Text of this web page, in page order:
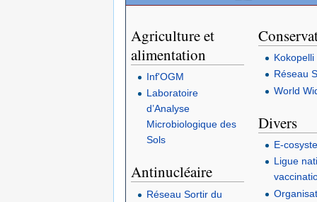
Agriculture et
alimentation
Inf'OGM
Laboratoire
d’Analyse
Microbiologique des
Sols
Antinucléaire
Réseau Sortir du
Kokopelli
Réseau
World
Divers
E-
Ligue